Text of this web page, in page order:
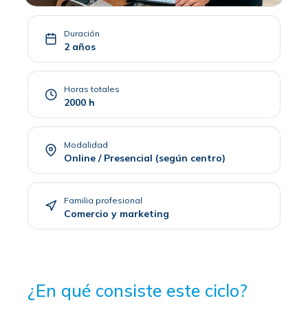
Duración
2 años
Horas totales
2000 h
Modalidad
Online / Presencial (según centro)
Familia profesional
Comercio y marketing
¿En qué consiste este ciclo?